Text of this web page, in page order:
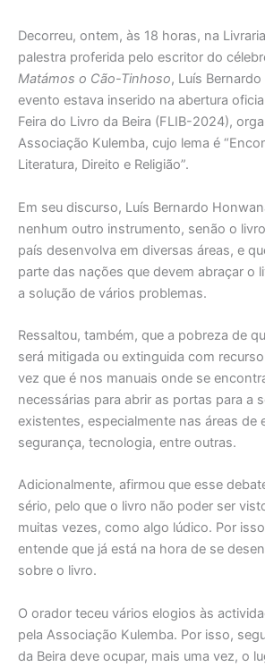
Decorreu, ontem, às 18 horas, na
palestra proferida pelo escritor do
Matámos o Cão-Tinhoso, Luís
evento estava inserido na abertura
Feira do Livro da Beira (FLIB-2024),
Associação Kulemba, cujo lema é
Literatura, Direito e Religião”.
Em seu discurso, Luís Bernardo
nenhum outro instrumento, senão o
país desenvolva em diversas áreas, e
parte das nações que devem abraçar o
a solução de vários problemas.
Ressaltou, também, que a pobreza de
será mitigada ou extinguida com
vez que é nos manuais onde se
necessárias para abrir as portas para a
existentes, especialmente nas áreas de
segurança, tecnologia, entre outras.
Adicionalmente, afirmou que esse
sério, pelo que o livro não poder ser
muitas vezes, como algo lúdico. Por
entende que já está na hora de se
sobre o livro.
O orador teceu vários elogios às
pela Associação Kulemba. Por isso,
da Beira deve ocupar, mais uma vez, o